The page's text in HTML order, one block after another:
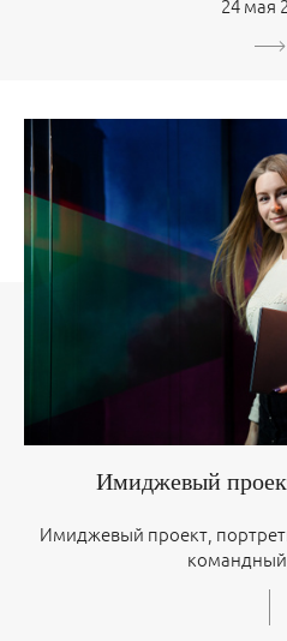
24 мая
Имиджевый
Имиджевый проект,